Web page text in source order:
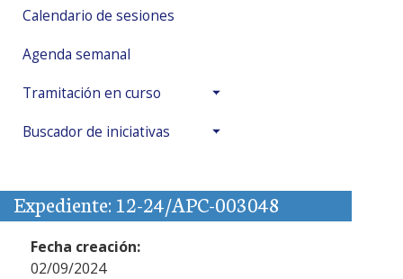
Calendario de sesiones
Agenda semanal
Tramitación en curso
Buscador de iniciativas
Expediente: 12-24/APC-003048
Fecha creación:
02/09/2024